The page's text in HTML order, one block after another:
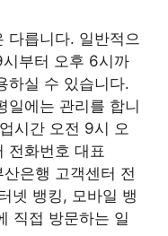
다릅니다. 일반적으
부터 오후 6시까
하실 수 있습니다.
일에는 관리를 합니
시간 오전 9시 오
전화번호 대표
은행 고객센터 전
넷 뱅킹, 모바일 뱅
직접 방문하는 일